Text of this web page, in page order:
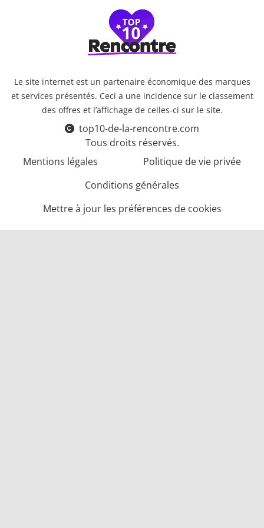
Le site internet est un partenaire économique des marques
et services présentés. Ceci a une incidence sur le classement
des offres et l’affichage de celles-ci sur le site.
top10-de-la-rencontre.com
Tous droits réservés.
Mentions légales
Politique de vie privée
Conditions générales
Mettre à jour les préférences de cookies